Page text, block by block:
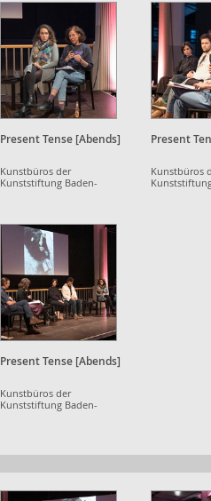
Present Tense [Abends]
Kunstbüros der
Kunststiftung Baden-
Present
Kunstbüros
Present Tense [Abends]
Kunstbüros der
Kunststiftung Baden-